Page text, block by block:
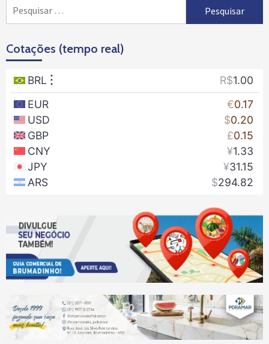
Cotações (tempo real)